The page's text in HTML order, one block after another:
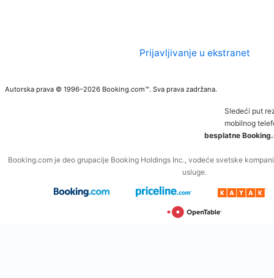
Prijavljivanje u ekstranet
Autorska prava © 1996–2026 Booking.com™. Sva prava zadržana.
Sledeći put
mobilnog
besplatne
Booking.com je deo grupacije Booking Holdings Inc., vodeće svetske
usluge.